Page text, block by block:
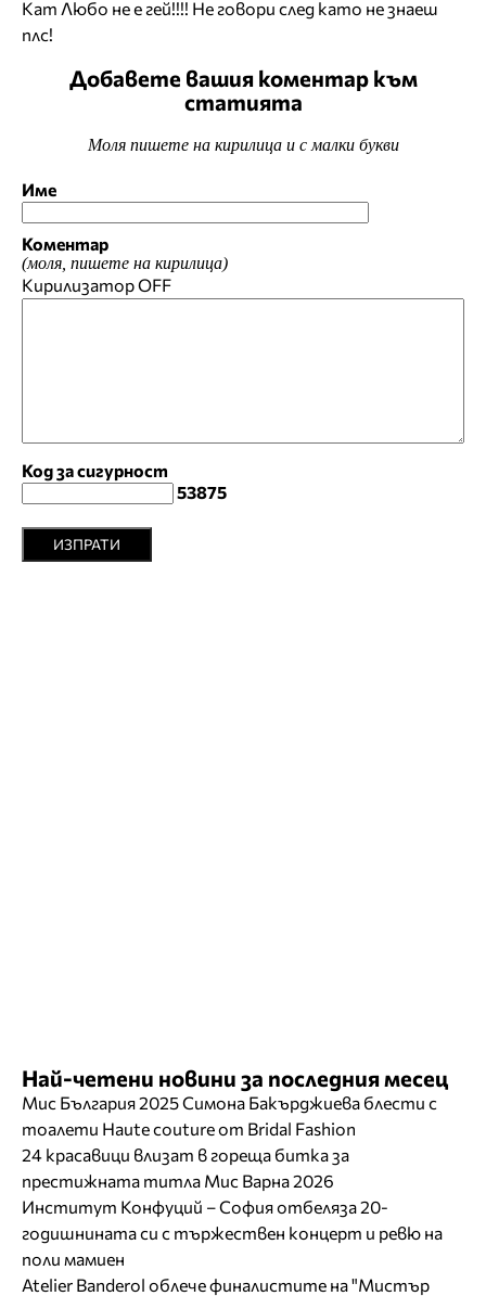
Кат Любо не е гей!!!! Не говори след като не знаеш
плс!
Добавете вашия коментар към
статията
Моля пишете на кирилица и с малки букви
Име
Коментар
(моля, пишете на кирилица)
КирилизаторOFF
Код за сигурност
53875
ИЗПРАТИ
Най-четени новини за последния месец
Мис България 2025 Симона Бакърджиева блести с
тоалети Haute couture от Bridal Fashion
24 красавици влизат в гореща битка за
престижната титла Мис Варна 2026
Институт Конфуций – София отбеляза 20-
годишнината си с тържествен концерт и ревю на
поли мамиен
Atelier Banderol облече финалистите на "Мистър